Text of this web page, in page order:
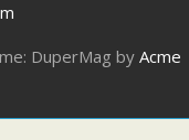
DuperMag by Acme